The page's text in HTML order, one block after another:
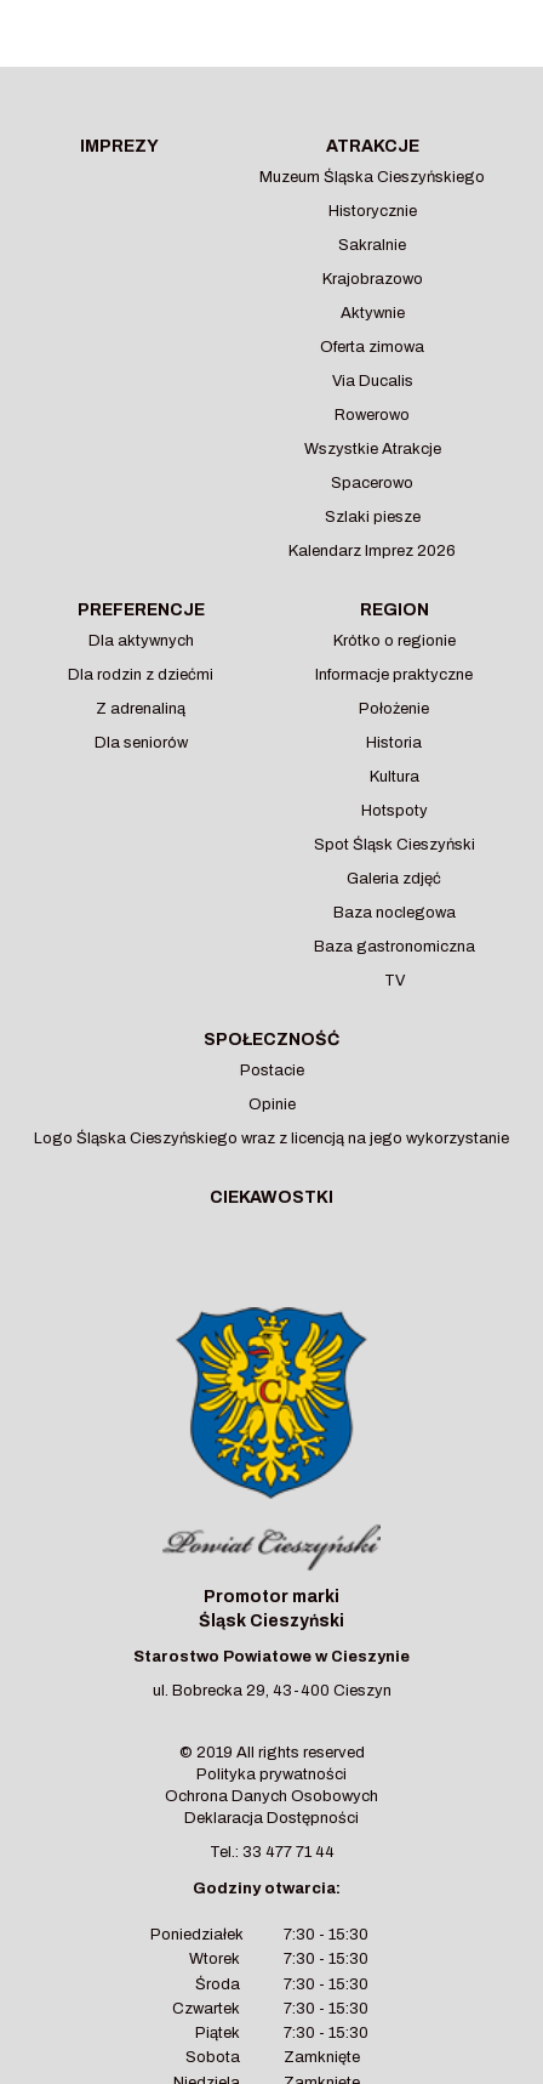
Promotor marki
Śląsk Cieszyński
Starostwo Powiatowe w Cieszynie
ul. Bobrecka 29, 43-400 Cieszyn
© 2019 All rights reserved
Polityka prywatności
Ochrona Danych Osobowych
Deklaracja Dostępności
Tel.: 33 477 71 44
Godziny otwarcia:
Poniedziałek
7:30 - 15:30
Wtorek
7:30 - 15:30
Środa
7:30 - 15:30
Czwartek
7:30 - 15:30
Piątek
7:30 - 15:30
Sobota
Zamknięte
IMPREZY ATRAKCJE
Muzeum Śląska Cieszyńskiego
Historycznie
Sakralnie
Krajobrazowo
Aktywnie
Oferta zimowa
Via Ducalis
Rowerowo
Wszystkie Atrakcje
Spacerowo
Szlaki piesze
Kalendarz Imprez 2026
PREFERENCJE
Dla aktywnych
Dla rodzin z dziećmi
Z adrenaliną
Dla seniorów
REGION
Krótko o regionie
Informacje praktyczne
Położenie
Historia
Kultura
Hotspoty
Spot Śląsk Cieszyński
Galeria zdjęć
Baza noclegowa
Baza gastronomiczna
TV
SPOŁECZNOŚĆ
Postacie
Opinie
Logo Śląska Cieszyńskiego wraz z licencją na jego wykorzystanie-
CIEKAWOSTKI